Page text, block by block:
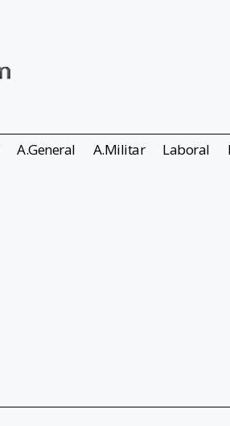
A.General A.Militar Laboral